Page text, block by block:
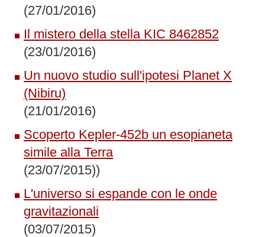
(27/01/2016)
Il mistero della stella KIC 8462852
(23/01/2016)
Un nuovo studio sull'ipotesi Planet X
(Nibiru)
(21/01/2016)
Scoperto Kepler-452b un esopianeta
simile alla Terra
(23/07/2015))
L'universo si espande con le onde
gravitazionali
(03/07/2015)